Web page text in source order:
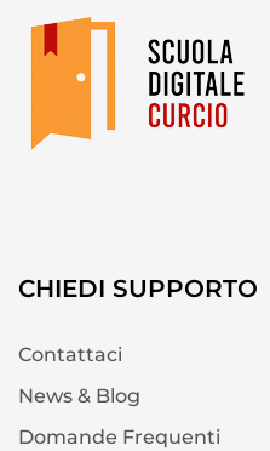
CHIEDI SUPPORTO
Contattaci
News & Blog
Domande Frequenti